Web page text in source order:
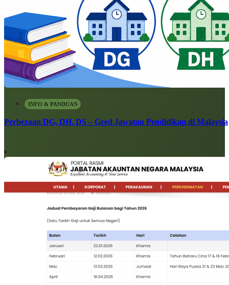
INFO & PANDUAN
Perbezaan DG, DH, DS – Gred Jawatan Pendidikan di Malaysia